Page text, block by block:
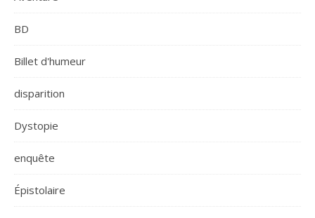
BD
Billet d'humeur
disparition
Dystopie
enquête
Épistolaire